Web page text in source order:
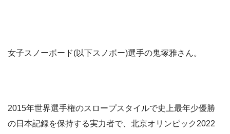
女子スノーボード(以下スノボー)選手の鬼塚雅さん。
2015年世界選手権のスロープスタイルで史上最年少優勝
の日本記録を保持する実力者で、北京オリンピック2022